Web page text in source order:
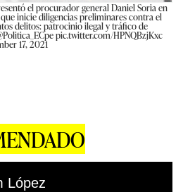
el procurador general Daniel Soria en
inicie diligencias preliminares contra el
delitos: patrocinio ilegal y tráfico de
pic.twitter.com/HPNQBzjKxc
17, 2021
López